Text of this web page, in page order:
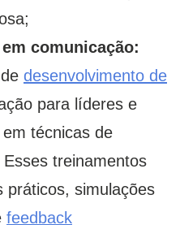
comunicação:
desenvolvimento de
para líderes e
técnicas de
treinamentos
práticos, simulações
feedback